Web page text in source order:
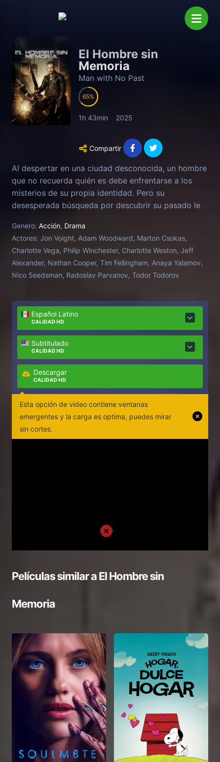
El Hombre sin
Memoria
Man with No Past
65
1h 43min 2025
Compartir
Al despertar en una ciudad desconocida, un hombre
que no recuerda quién es debe enfrentarse a los
misterios de su propia identidad. Pero su
desesperada búsqueda por descubrir su pasado le
un enfrentamiento que sellará su destino y revelará
finalmente su verdadera identidad.
Genero: Acción, Drama
Actores: Jon Voight, Adam Woodward, Marton Csokas,
Charlotte Vega, Philip Winchester, Charlotte Weston, Jeff
Alexander, Nathan Cooper, Tim Fellingham, Anaya Yalamov,
Nico Seedsman, Radoslav Parvanov, Todor Todorov
Español Latino
CALIDAD HD
Subtitulado
CALIDAD HD
Descargar
CALIDAD HD
Esta opción de video contiene ventanas
emergentes y la carga es optima, puedes mirar
sin cortes.
Películas similar aEl Hombre sin
Memoria